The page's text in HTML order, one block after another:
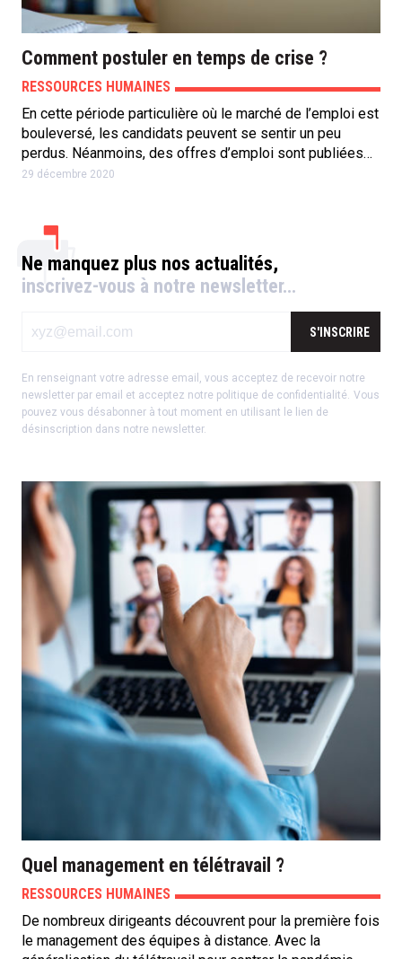
Comment postuler en temps de crise ?
RESSOURCES HUMAINES
En cette période particulière où le marché de l’emploi est
bouleversé, les candidats peuvent se sentir un peu
perdus. Néanmoins, des offres d’emploi sont publiées…
29 décembre 2020
Ne manquez plus nos actualités,
inscrivez-vous à notre newsletter…
S'INSCRIRE
En renseignant votre adresse email, vous acceptez de recevoir notre
newsletter par email et acceptez notre politique de confidentialité. Vous
pouvez vous désabonner à tout moment en utilisant le lien de
désinscription dans notre newsletter.
Quel management en télétravail ?
RESSOURCES HUMAINES
De nombreux dirigeants découvrent pour la première fois
le management des équipes à distance. Avec la